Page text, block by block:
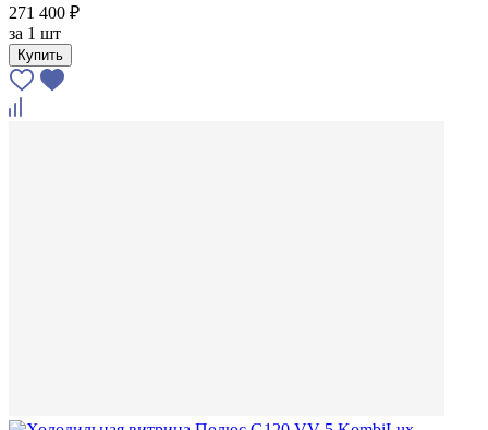
271 400 ₽
за 1 шт
Купить